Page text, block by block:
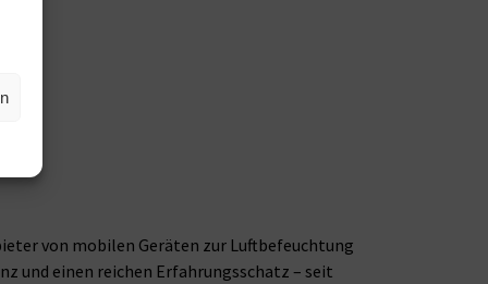
von mobilen Geräten zur Luftbefeuchtung
und einen reichen Erfahrungsschatz – seit